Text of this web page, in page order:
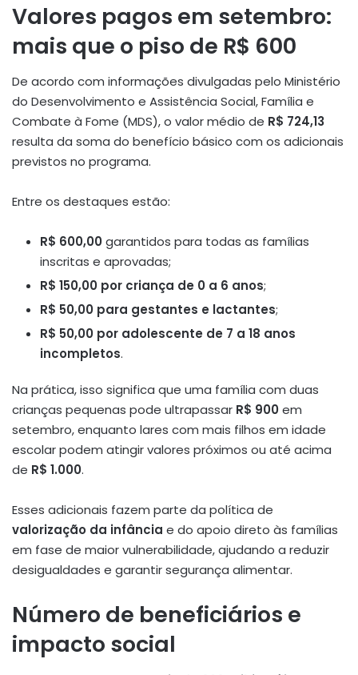
Valores pagos em setembro:
mais que o piso de R$ 600
De acordo com informações divulgadas pelo Ministério
do Desenvolvimento e Assistência Social, Família e
Combate à Fome (MDS), o valor médio de R$ 724,13
resulta da soma do benefício básico com os adicionais
previstos no programa.
Entre os destaques estão:
R$ 600,00garantidos para todas as famílias
inscritas e aprovadas;
R$ 150,00 por criança de 0 a 6 anos;
R$ 50,00 para gestantes e lactantes;
R$ 50,00 por adolescente de 7 a 18 anos
incompletos.
Na prática, isso significa que uma família com duas
crianças pequenas pode ultrapassar R$ 900em
setembro, enquanto lares com mais filhos em idade
escolar podem atingir valores próximos ou até acima
de R$ 1.000.
Esses adicionais fazem parte da política de
valorização da infância e do apoio direto às famílias
em fase de maior vulnerabilidade, ajudando a reduzir
desigualdades e garantir segurança alimentar.
Número de beneficiários e
impacto social